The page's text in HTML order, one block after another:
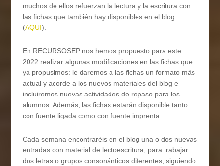
muchos de ellos refuerzan la lectura y la escritura con
las fichas que también hay disponibles en el blog
(AQUÍ).
En RECURSOSEP nos hemos propuesto para este
2022 realizar algunas modificaciones en las fichas que
ya propusimos: le daremos a las fichas un formato más
actual y acorde a los nuevos materiales del blog e
incluiremos nuevas actividades de repaso para los
alumnos. Además, las fichas estarán disponible tanto
con fuente ligada como con fuente imprenta.
Cada semana encontraréis en el blog una o dos nuevas
entradas con material de lectoescritura, para trabajar
dos letras o grupos consonánticos diferentes, siguiendo